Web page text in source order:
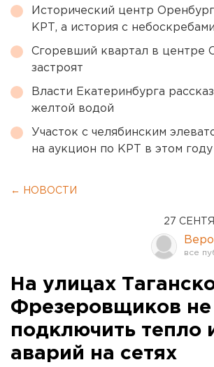
Исторический центр
КРТ, а история с
Сгоревший квартал в центре
застроят
Власти Екатеринбурга
желтой водой
Участок с челябинским
на аукцион по КРТ в этом году
← НОВОСТИ
27
На улицах
Фрезеровщиков не
подключить тепло
аварий на сетях